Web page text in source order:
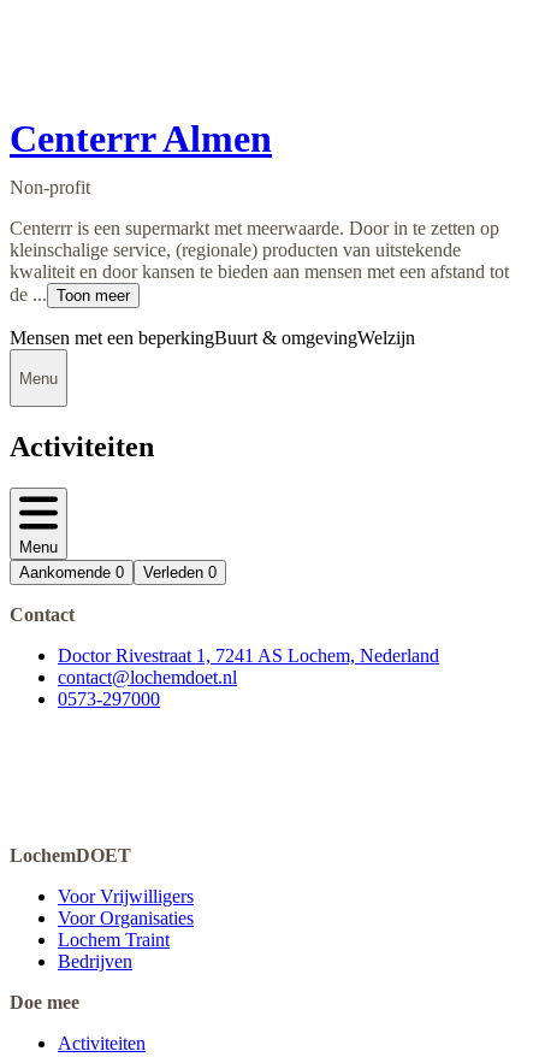
Centerrr Almen
Non-profit
Centerrr is een supermarkt met meerwaarde. Door in te zetten op
kleinschalige service, (regionale) producten van uitstekende
kwaliteit en door kansen te bieden aan mensen met een afstand tot
de ... Toon meer
Mensen met een beperkingBuurt & omgevingWelzijn
Menu
Activiteiten
Menu
Aankomende 0 Verleden 0
Contact
Doctor Rivestraat 1, 7241 AS Lochem, Nederland
contact@lochemdoet.nl
0573-297000
LochemDOET
Voor Vrijwilligers
Voor Organisaties
Lochem Traint
Bedrijven
Doe mee
Activiteiten